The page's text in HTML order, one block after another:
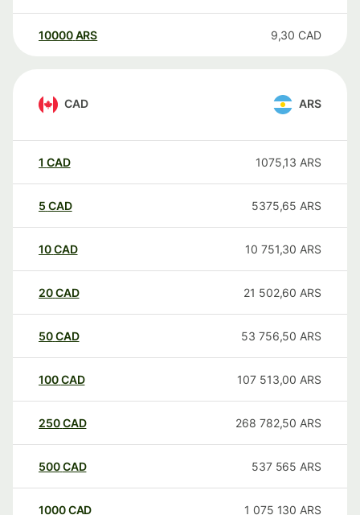
10000 ARS 9,30 CAD
CAD ARS
1 CAD 1075,13 ARS
5 CAD 5375,65 ARS
10CAD 10 751,30 ARS
20CAD 21 502,60 ARS
50CAD 53 756,50 ARS
100CAD 107 513,00 ARS
250CAD 268 782,50 ARS
500CAD 537 565 ARS
1000CAD 1 075 130 ARS